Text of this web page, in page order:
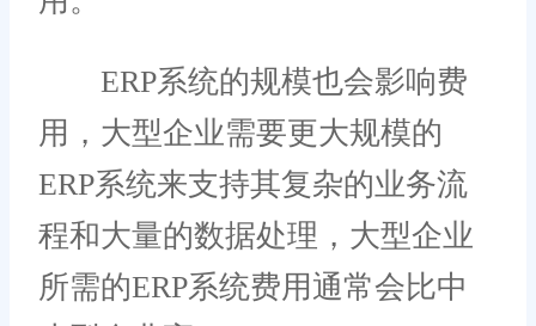
ERP系统的规模也会影响费
用，大型企业需要更大规模的
ERP系统来支持其复杂的业务流
程和大量的数据处理，大型企业
所需的ERP系统费用通常会比中